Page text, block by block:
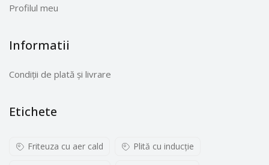
Profilul meu
Informatii
Condiții de plată și livrare
Etichete
Friteuza cu aer cald Plită cu inducţie